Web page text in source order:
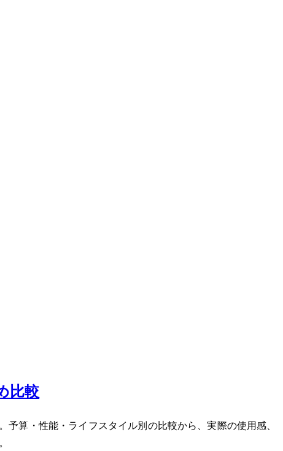
比較
予算・性能・ライフスタイル別の比較から、実際の使用感、